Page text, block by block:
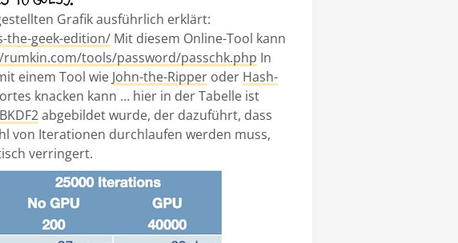
Grafik ausführlich erklärt:
the-geek-edition/ Mit diesem Online-Tool kann
tools/password/passchk.php In
einem Tool wie John-the-Ripper oder Hash-
knacken kann … hier in der Tabelle ist
abgebildet wurde, der dazuführt, dass
von Iterationen durchlaufen werden muss,
verringert.